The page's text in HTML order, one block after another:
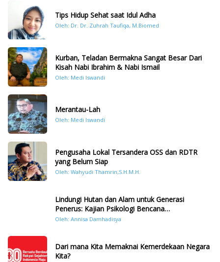
Tips Hidup Sehat saat Idul Adha
Oleh: Dr. Dr. Zuhrah Taufiqa, M.Biomed
Kurban, Teladan Bermakna Sangat Besar Dari
Kisah Nabi Ibrahim & Nabi Ismail
Oleh: Medi Iswandi
Merantau-Lah
Oleh: Medi Iswandi
Pengusaha Lokal Tersandera OSS dan RDTR
yang Belum Siap
Oleh: Wahyudi Thamrin,S.H.M.H.
Lindungi Hutan dan Alam untuk Generasi
Penerus: Kajian Psikologi Bencana
Hidrometeorologi di Sumatera Pasca Tragedi
Oleh: Annisa Damhadisya
Dari mana Kita Memaknai Kemerdekaan Negara
Kita?